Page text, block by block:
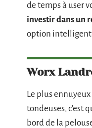
de temps à user
investir dans un
option
Worx
Le plus
tondeuses, c’est
bord de la